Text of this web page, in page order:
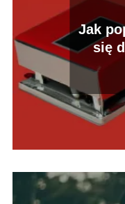
Jak
się